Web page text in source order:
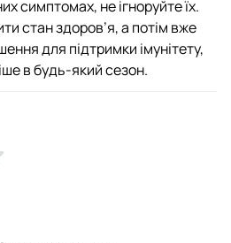
симптомах, не ігноруйте їх.
стан здоров’я, а потім вже
для підтримки імунітету,
в будь-який сезон.